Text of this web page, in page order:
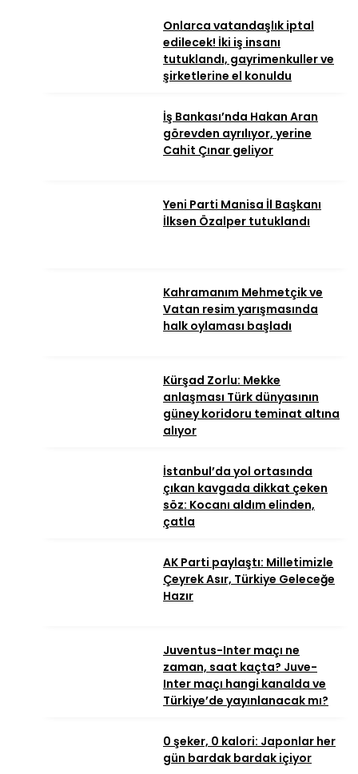
Onlarca vatandaşlık iptal
edilecek! İki iş insanı
tutuklandı, gayrimenkuller ve
şirketlerine el konuldu
İş Bankası’nda Hakan Aran
görevden ayrılıyor, yerine
Cahit Çınar geliyor
Yeni Parti Manisa İl Başkanı
İlksen Özalper tutuklandı
Kahramanım Mehmetçik ve
Vatan resim yarışmasında
halk oylaması başladı
Kürşad Zorlu: Mekke
anlaşması Türk dünyasının
güney koridoru teminat altına
alıyor
İstanbul’da yol ortasında
çıkan kavgada dikkat çeken
söz: Kocanı aldım elinden,
çatla
AK Parti paylaştı: Milletimizle
Çeyrek Asır, Türkiye Geleceğe
Hazır
Juventus-Inter maçı ne
zaman, saat kaçta? Juve-
Inter maçı hangi kanalda ve
Türkiye’de yayınlanacak mı?
0 şeker, 0 kalori: Japonlar her
gün bardak bardak içiyor